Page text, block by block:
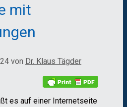
mit
von Dr. Klaus Tägder
es auf einer Internetseite